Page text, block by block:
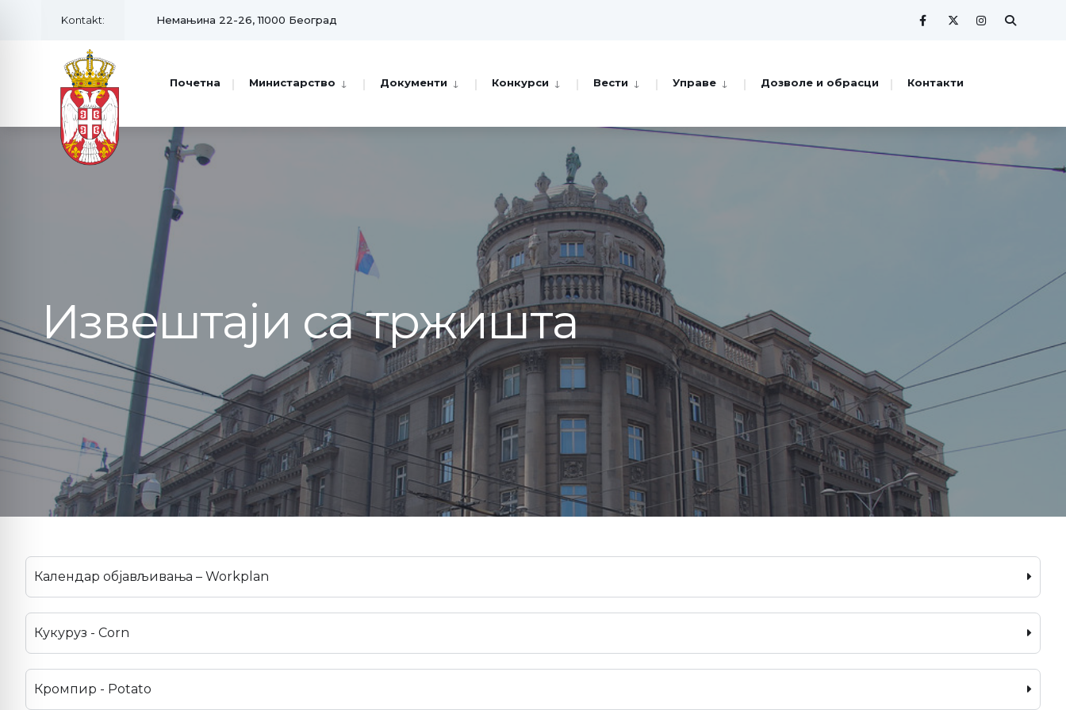
Kontakt: Немањина 22-26, 11000 Београд
Почетна Министарство Документи Конкурси Вести Управе Дозволе и обрасци Контакти
Извештаји са тржишта
Календар објављивања – Workplan
Кукуруз - Corn
Кромпир - Potato